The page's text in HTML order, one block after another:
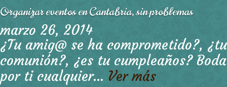
Organizar eventos en Cantabria, sin problemas
marzo 26, 2014
¿Tu amig@ se ha comprometido?,
comunión?, ¿es tu cumpleaños?
por ti cualquier... Ver más